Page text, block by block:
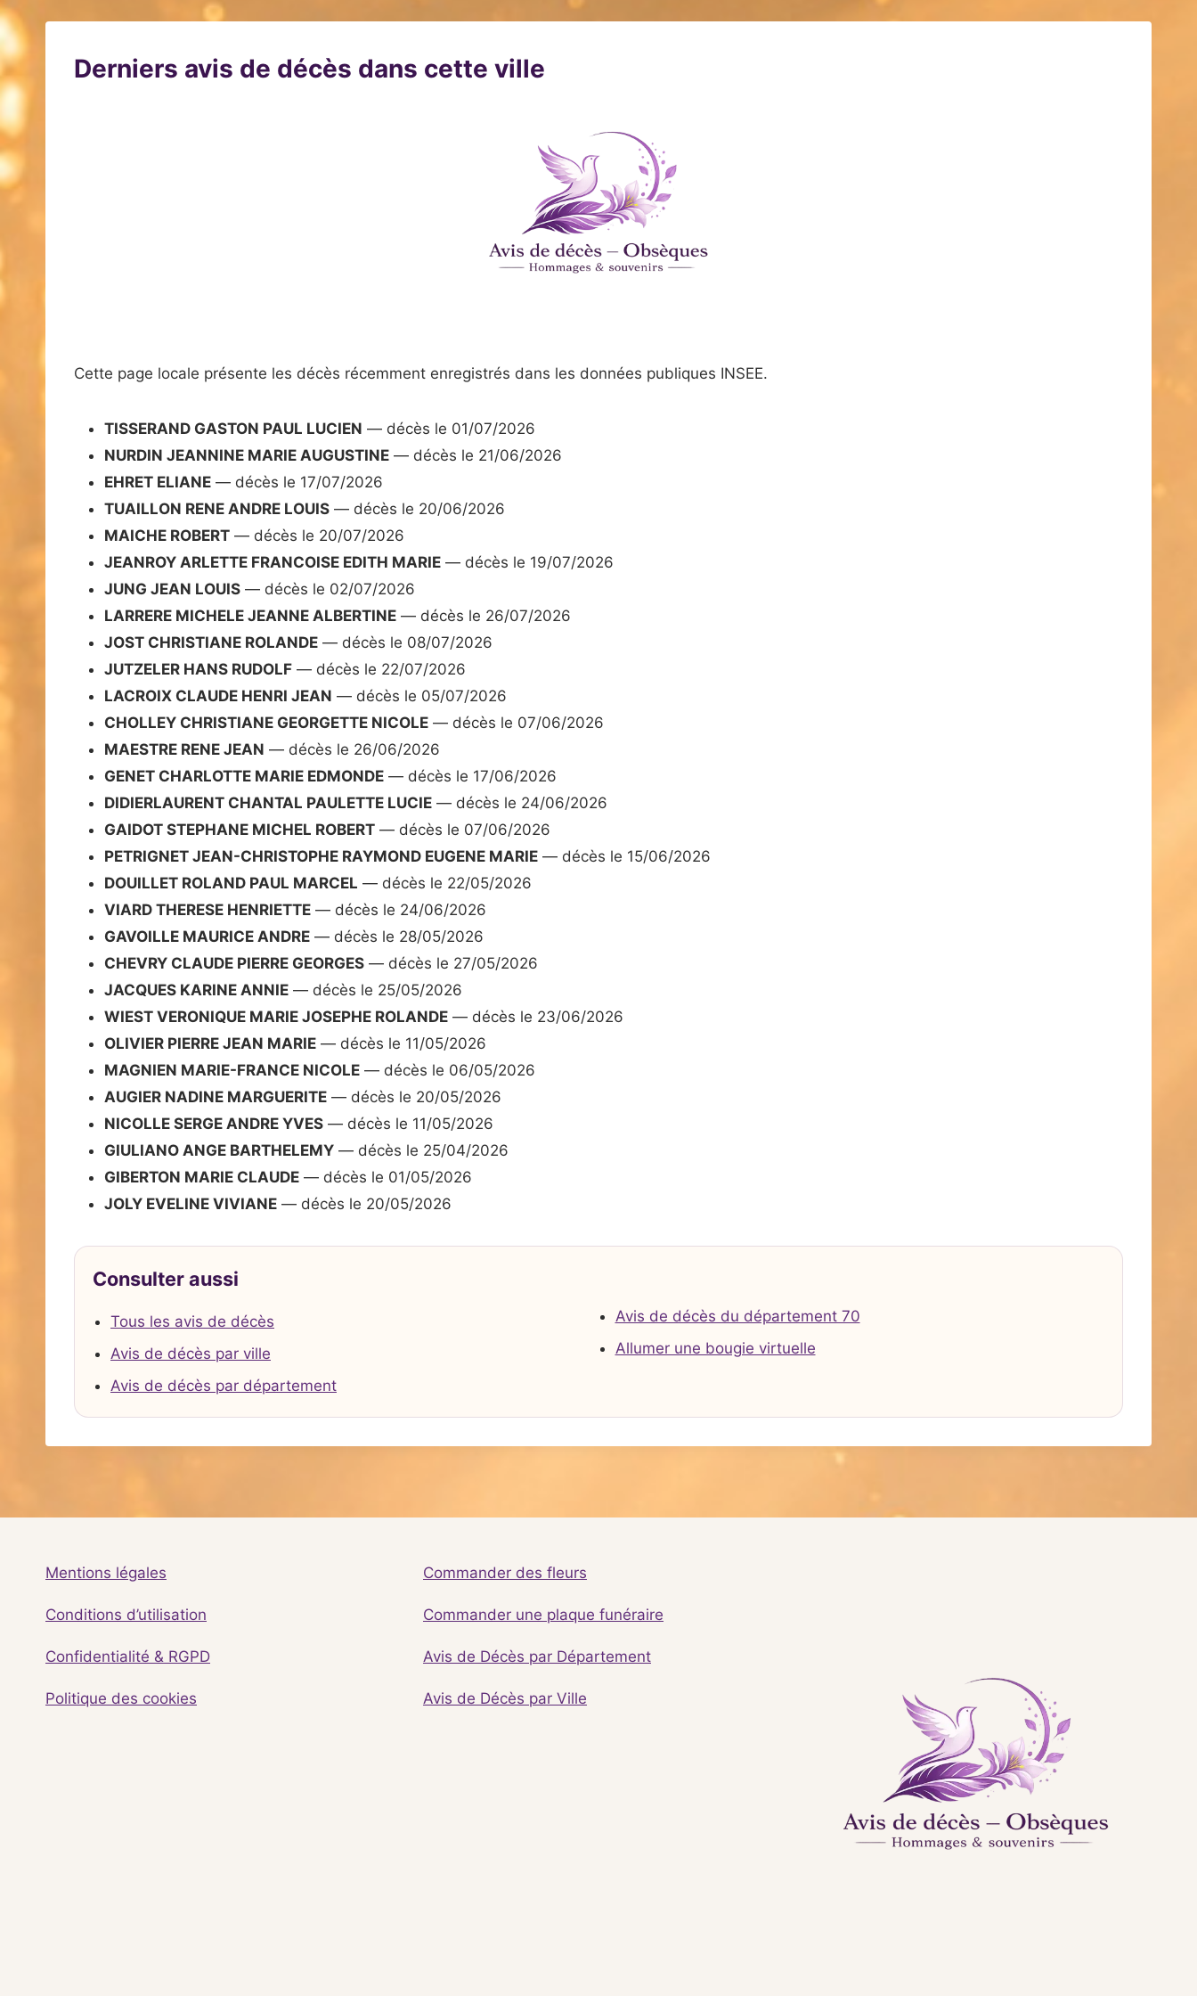
Derniers avis de décès dans cette ville
Cette page locale présente les décès récemment enregistrés dans les données publiques INSEE.
TISSERAND GASTON PAUL LUCIEN — décès le 01/07/2026
NURDIN JEANNINE MARIE AUGUSTINE — décès le 21/06/2026
EHRET ELIANE — décès le 17/07/2026
TUAILLON RENE ANDRE LOUIS — décès le 20/06/2026
MAICHE ROBERT — décès le 20/07/2026
JEANROY ARLETTE FRANCOISE EDITH MARIE — décès le 19/07/2026
JUNG JEAN LOUIS — décès le 02/07/2026
LARRERE MICHELE JEANNE ALBERTINE — décès le 26/07/2026
JOST CHRISTIANE ROLANDE — décès le 08/07/2026
JUTZELER HANS RUDOLF — décès le 22/07/2026
LACROIX CLAUDE HENRI JEAN — décès le 05/07/2026
CHOLLEY CHRISTIANE GEORGETTE NICOLE — décès le 07/06/2026
MAESTRE RENE JEAN — décès le 26/06/2026
GENET CHARLOTTE MARIE EDMONDE — décès le 17/06/2026
DIDIERLAURENT CHANTAL PAULETTE LUCIE — décès le 24/06/2026
GAIDOT STEPHANE MICHEL ROBERT — décès le 07/06/2026
PETRIGNET JEAN-CHRISTOPHE RAYMOND EUGENE MARIE — décès le 15/06/2026
DOUILLET ROLAND PAUL MARCEL — décès le 22/05/2026
VIARD THERESE HENRIETTE — décès le 24/06/2026
GAVOILLE MAURICE ANDRE — décès le 28/05/2026
CHEVRY CLAUDE PIERRE GEORGES — décès le 27/05/2026
JACQUES KARINE ANNIE — décès le 25/05/2026
WIEST VERONIQUE MARIE JOSEPHE ROLANDE — décès le 23/06/2026
OLIVIER PIERRE JEAN MARIE — décès le 11/05/2026
MAGNIEN MARIE-FRANCE NICOLE — décès le 06/05/2026
AUGIER NADINE MARGUERITE — décès le 20/05/2026
NICOLLE SERGE ANDRE YVES — décès le 11/05/2026
GIULIANO ANGE BARTHELEMY — décès le 25/04/2026
GIBERTON MARIE CLAUDE — décès le 01/05/2026
JOLY EVELINE VIVIANE — décès le 20/05/2026
Consulter aussi
Tous les avis de décès
Avis de décès par ville
Avis de décès par département
Avis de décès du département 70
Allumer une bougie virtuelle
Mentions légales
Conditions d’utilisation
Confidentialité & RGPD
Politique des cookies
Commander des fleurs
Commander une plaque funéraire
Avis de Décès par Département
Avis de Décès par Ville